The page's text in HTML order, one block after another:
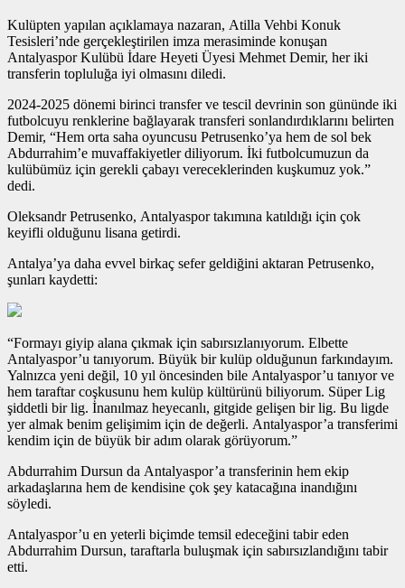
Kulüpten yapılan açıklamaya nazaran, Atilla Vehbi Konuk
Tesisleri’nde gerçekleştirilen imza merasiminde konuşan
Antalyaspor Kulübü İdare Heyeti Üyesi Mehmet Demir, her iki
transferin topluluğa iyi olmasını diledi.
2024-2025 dönemi birinci transfer ve tescil devrinin son gününde iki
futbolcuyu renklerine bağlayarak transferi sonlandırdıklarını belirten
Demir, “Hem orta saha oyuncusu Petrusenko’ya hem de sol bek
Abdurrahim’e muvaffakiyetler diliyorum. İki futbolcumuzun da
kulübümüz için gerekli çabayı vereceklerinden kuşkumuz yok.”
dedi.
Oleksandr Petrusenko, Antalyaspor takımına katıldığı için çok
keyifli olduğunu lisana getirdi.
Antalya’ya daha evvel birkaç sefer geldiğini aktaran Petrusenko,
şunları kaydetti:
“Formayı giyip alana çıkmak için sabırsızlanıyorum. Elbette
Antalyaspor’u tanıyorum. Büyük bir kulüp olduğunun farkındayım.
Yalnızca yeni değil, 10 yıl öncesinden bile Antalyaspor’u tanıyor ve
hem taraftar coşkusunu hem kulüp kültürünü biliyorum. Süper Lig
şiddetli bir lig. İnanılmaz heyecanlı, gitgide gelişen bir lig. Bu ligde
yer almak benim gelişimim için de değerli. Antalyaspor’a transferimi
kendim için de büyük bir adım olarak görüyorum.”
Abdurrahim Dursun da Antalyaspor’a transferinin hem ekip
arkadaşlarına hem de kendisine çok şey katacağına inandığını
söyledi.
Antalyaspor’u en yeterli biçimde temsil edeceğini tabir eden
Abdurrahim Dursun, taraftarla buluşmak için sabırsızlandığını tabir
etti.